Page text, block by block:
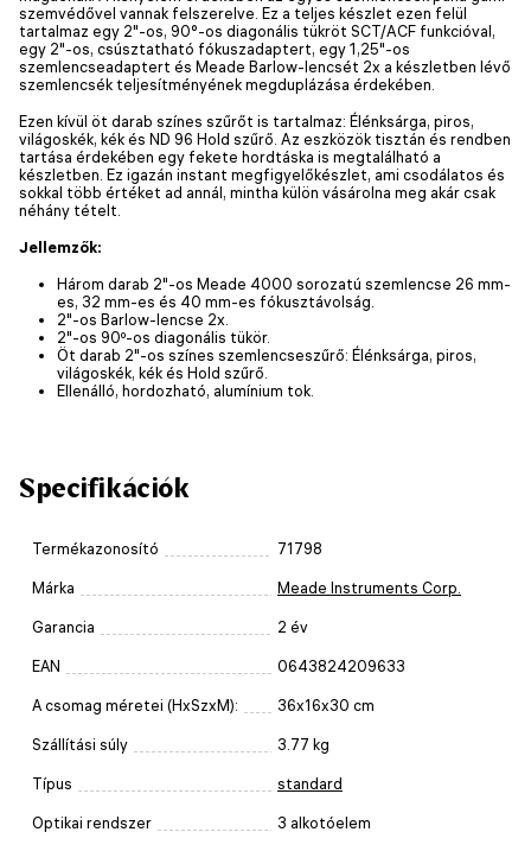
szemvédővel vannak felszerelve. Ez a teljes készlet ezen felül
tartalmaz egy 2"-os, 90°-os diagonális tükröt SCT/ACF funkcióval,
egy 2"-os, csúsztatható fókuszadaptert, egy 1,25"-os
szemlencseadaptert és Meade Barlow-lencsét 2x a készletben lévő
szemlencsék teljesítményének megduplázása érdekében.
Ezen kívül öt darab színes szűrőt is tartalmaz: Élénksárga, piros,
világoskék, kék és ND 96 Hold szűrő. Az eszközök tisztán és rendben
tartása érdekében egy fekete hordtáska is megtalálható a
készletben. Ez igazán instant megfigyelőkészlet, ami csodálatos és
sokkal több értéket ad annál, mintha külön vásárolna meg akár csak
néhány tételt.
Jellemzők:
Három darab 2"-os Meade 4000 sorozatú szemlencse 26 mm-
es, 32 mm-es és 40 mm-es fókusztávolság.
2"-os Barlow-lencse 2x.
2"-os 90º-os diagonális tükör.
Öt darab 2"-os színes szemlencseszűrő: Élénksárga, piros,
világoskék, kék és Hold szűrő.
Ellenálló, hordozható, alumínium tok.
Specifikációk
Termékazonosító 71798
Márka Meade Instruments Corp.
Garancia 2 év
EAN 0643824209633
A csomag méretei (HxSzxM): 36x16x30 cm
Szállítási súly 3.77 kg
Típus standard
Optikai rendszer 3 alkotóelem